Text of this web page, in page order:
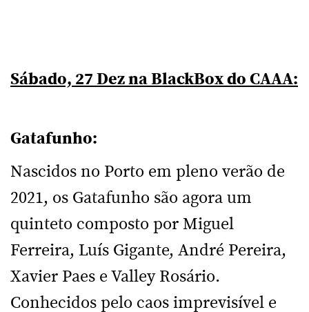
Sábado, 27 Dez na BlackBox do CAAA:
Gatafunho:
Nascidos no Porto em pleno verão de
2021, os Gatafunho são agora um
quinteto composto por Miguel
Ferreira, Luís Gigante, André Pereira,
Xavier Paes e Valley Rosário.
Conhecidos pelo caos imprevisível e